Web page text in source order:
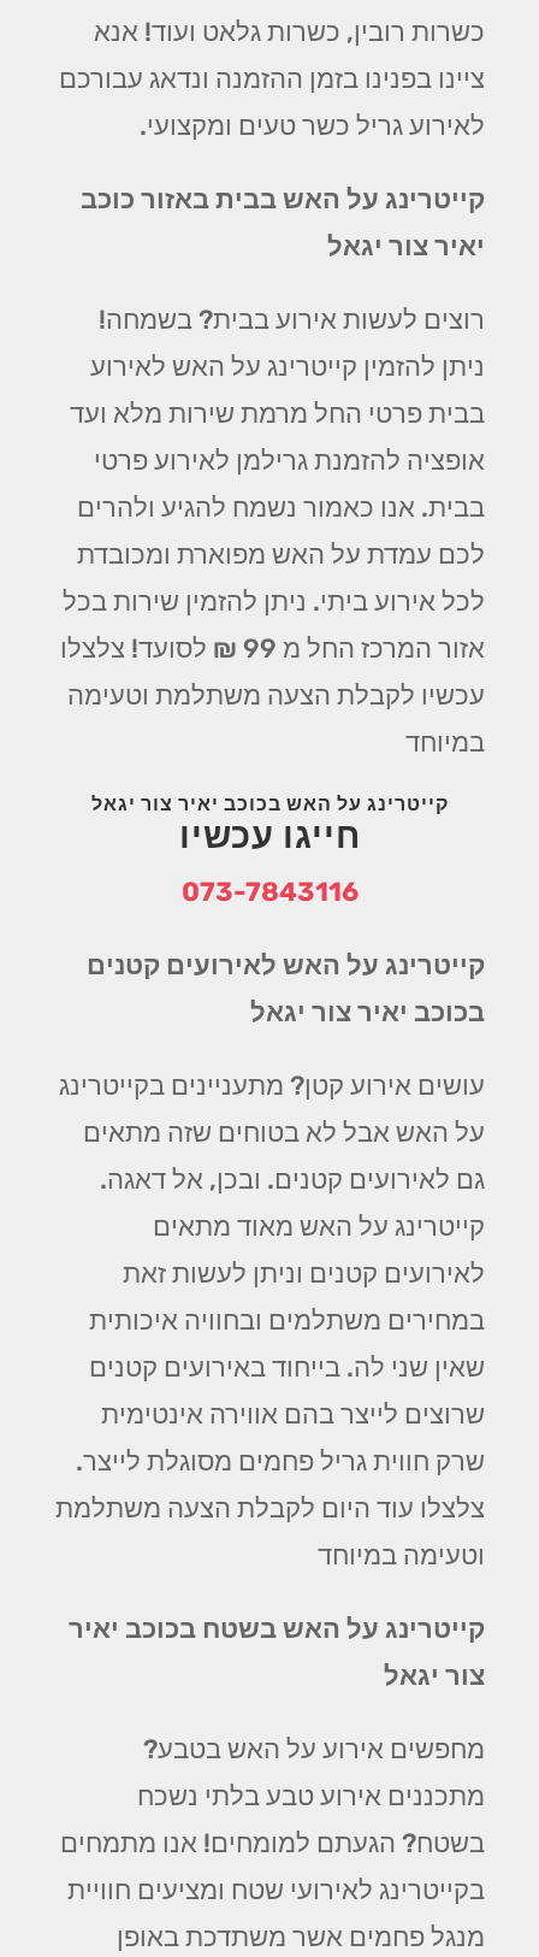
כשרות רובין, כשרות גלאט ועוד! אנא
ציינו בפנינו בזמן ההזמנה ונדאג עבורכם
לאירוע גריל כשר טעים ומקצועי.
קייטרינג על האש בבית באזור כוכב
יאיר צור יגאל
רוצים לעשות אירוע בבית? בשמחה!
ניתן להזמין קייטרינג על האש לאירוע
בבית פרטי החל מרמת שירות מלא ועד
אופציה להזמנת גרילמן לאירוע פרטי
בבית. אנו כאמור נשמח להגיע ולהרים
לכם עמדת על האש מפוארת ומכובדת
לכל אירוע ביתי. ניתן להזמין שירות בכל
אזור המרכז החל מ 99 ₪ לסועד! צלצלו
עכשיו לקבלת הצעה משתלמת וטעימה
במיוחד
קייטרינג על האש בכוכב יאיר צור יגאל
חייגו עכשיו
073-7843116
קייטרינג על האש לאירועים קטנים
בכוכב יאיר צור יגאל
עושים אירוע קטן? מתעניינים בקייטרינג
על האש אבל לא בטוחים שזה מתאים
גם לאירועים קטנים. ובכן, אל דאגה.
קייטרינג על האש מאוד מתאים
לאירועים קטנים וניתן לעשות זאת
במחירים משתלמים ובחוויה איכותית
שאין שני לה. בייחוד באירועים קטנים
שרוצים לייצר בהם אווירה אינטימית
שרק חווית גריל פחמים מסוגלת לייצר.
צלצלו עוד היום לקבלת הצעה משתלמת
וטעימה במיוחד
קייטרינג על האש בשטח בכוכב יאיר
צור יגאל
מחפשים אירוע על האש בטבע?
מתכננים אירוע טבע בלתי נשכח
בשטח? הגעתם למומחים! אנו מתמחים
בקייטרינג לאירועי שטח ומציעים חוויית
מנגל פחמים אשר משתדכת באופן